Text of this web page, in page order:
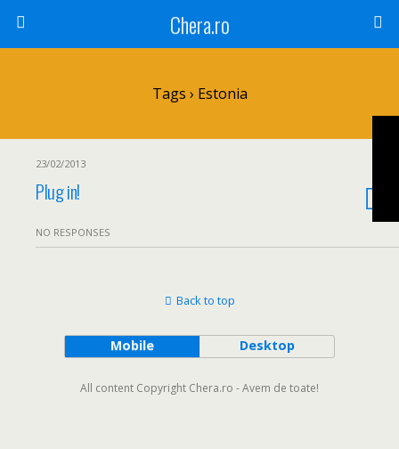
Chera.ro
Tags › Estonia
23/02/2013
Plug in!
NO RESPONSES
Back to top
Mobile Desktop
All content Copyright Chera.ro - Avem de toate!